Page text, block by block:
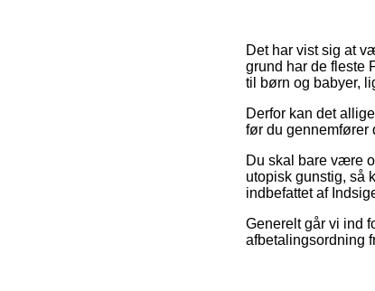
Det har vist sig at
grund har de fleste
til børn og babyer,
Derfor kan det
før du gennemfører
Du skal bare være
utopisk gunstig, så
indbefattet af
Generelt går vi ind
afbetalingsordning